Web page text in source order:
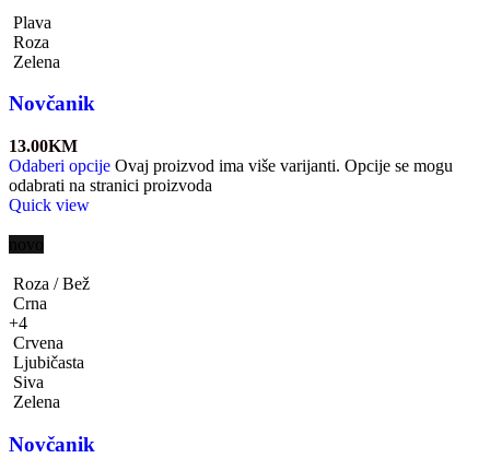
Plava
Roza
Zelena
Novčanik
13.00KM
Odaberi opcije Ovaj proizvod ima više varijanti. Opcije se mogu
odabrati na stranici proizvoda
Quick view
Roza / Bež
Crna
+4
Crvena
Ljubičasta
Siva
Zelena
Novčanik